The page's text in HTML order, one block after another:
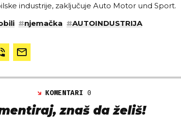
industrije, zaključuje Auto Motor und Sport.
#njemačka #AUTOINDUSTRIJA
KOMENTARI0
znaš da želiš!